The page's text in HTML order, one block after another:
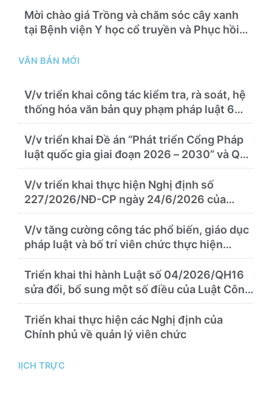
Mời chào giá Trồng và chăm sóc cây xanh
tại Bệnh viện Y học cổ truyền và Phục hồi
Danh mục hàng hóa, mẫu báo giá kèm theo)
VĂN BẢN MỚI
V/v triển khai công tác kiểm tra, rà soát, hệ
thống hóa văn bản quy phạm pháp luật 6
tháng cuối năm 2026
V/v triển khai Đề án “Phát triển Cổng Pháp
luật quốc gia giai đoạn 2026 – 2030” và Quy
chế quản lý, vận hành, khai thác Cổng Pháp
luật quốc gia
V/v triển khai thực hiện Nghị định số
227/2026/NĐ-CP ngày 24/6/2026 của
Chính phủ về thúc đẩy hội nhập quốc tế và
cơ chế đặc thù trong lĩnh vực y tế
V/v tăng cường công tác phổ biến, giáo dục
pháp luật và bố trí viên chức thực hiện
nhiệm vụ pháp chế
Triển khai thi hành Luật số 04/2026/QH16
sửa đổi, bổ sung một số điều của Luật Công
chứng
Triển khai thực hiện các Nghị định của
Chính phủ về quản lý viên chức
lỊCH TRỰC